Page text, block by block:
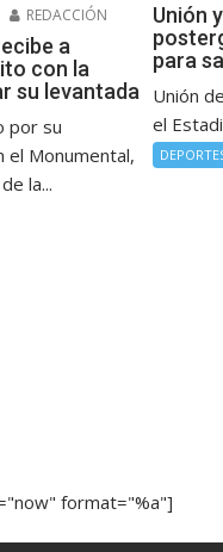
REDACCIÓN
a
con la
su levantada
por su
el Monumental,
la...
Unión
para
Unión
el
format="%a"]